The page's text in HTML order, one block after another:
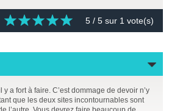
5 / 5 sur 1 vote(s)
a fort à faire. C’est dommage de devoir n’y
que les deux sites incontournables sont